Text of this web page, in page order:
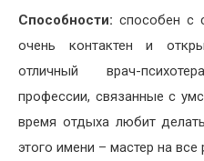
Способности: способен с
очень контактен и
отличный врач-
профессии, связанные с
время отдыха любит
этого имени – мастер на все